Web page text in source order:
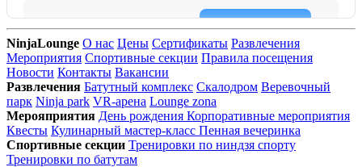
NinjaLounge О нас Цены Сертификаты Развлечения
Мероприятия Спортивные секции Правила посещения
Новости Контакты Вакансии
Развлечения Батутный комплекс Скалодром Веревочный
парк Ninja park VR-арена Lounge zona
Мерояприятия День рождения Корпоративные мероприятия
Квесты Кулинарный мастер-класс Пенная вечеринка
Спортивные секции Тренировки по ниндзя спорту
Тренировки по батутам